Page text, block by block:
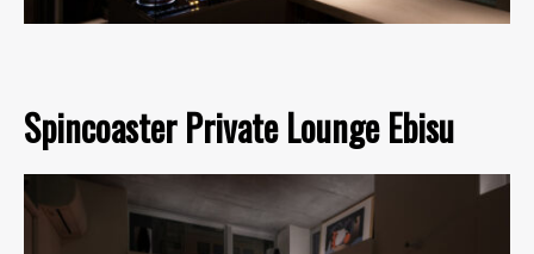
Spincoaster Private Lounge Ebisu